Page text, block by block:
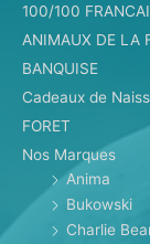
100/100
ANIMAUX DE LA
BANQUISE
Cadeaux de
FORET
Nos Marques
Anima
Bukowski
Charlie